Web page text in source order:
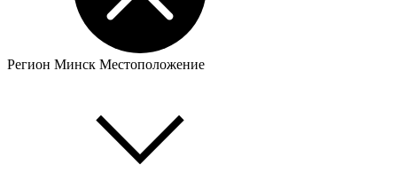
Регион Минск Местоположение